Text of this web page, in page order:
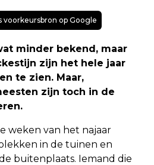
voorkeursbron op Google
minder bekend, maar
zijn het hele jaar
te zien. Maar,
zijn toch in de
weken van het najaar
in de tuinen en
buitenplaats. Iemand die